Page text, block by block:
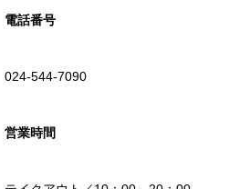
電話番号
024-544-7090
営業時間